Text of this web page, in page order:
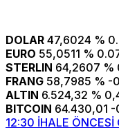
DOLAR 47,6024 %
EURO 55,0511 %
STERLIN 64,2607 %
FRANG 58,7985 % -
ALTIN 6.524,32 %
BITCOIN 64.430,01 -
12:30 İHALE ÖNCESİ